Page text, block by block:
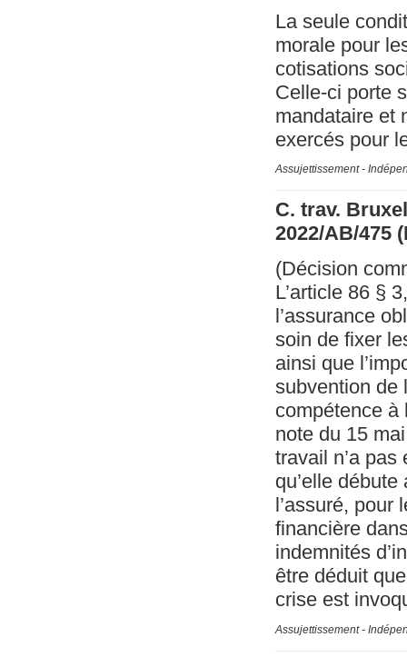
La seule
morale pour
cotisations
Celle-ci porte
mandataire et
exercés pour
Assujettissement -
C. trav.
2022/AB/475
(Décision
L’article 86 §
l’assurance
soin de fixer
ainsi que
subvention de
compétence à
note du 15
travail n’a
qu’elle
l’assuré, pour
financière
indemnités
être déduit
crise est
Assujettissement -